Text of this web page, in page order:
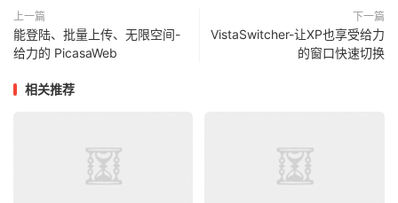
上一篇
能登陆、批量上传、无限空间-
给力的 PicasaWeb
下一篇
VistaSwitcher-让XP也享受给力
的窗口快速切换
相关推荐